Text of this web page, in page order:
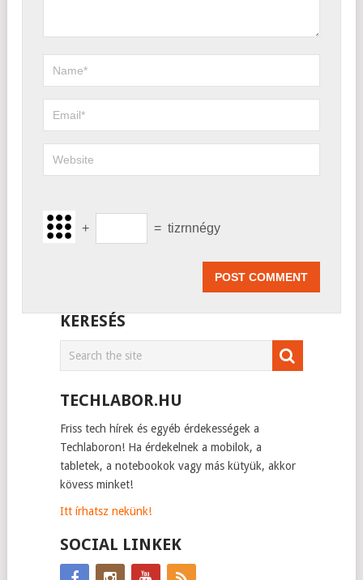
+ = tizrnnégy
KERESÉS
TECHLABOR.HU
Friss tech hírek és egyéb érdekességek a
Techlaboron! Ha érdekelnek a mobilok, a
tabletek, a notebookok vagy más kütyük, akkor
kövess minket!
Itt írhatsz nekünk!
SOCIAL LINKEK